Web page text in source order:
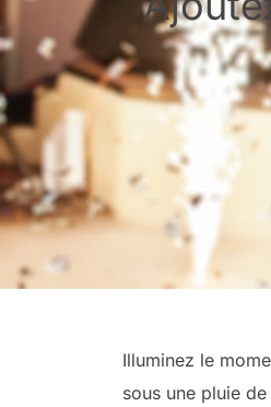
Illuminez le
sous une pluie